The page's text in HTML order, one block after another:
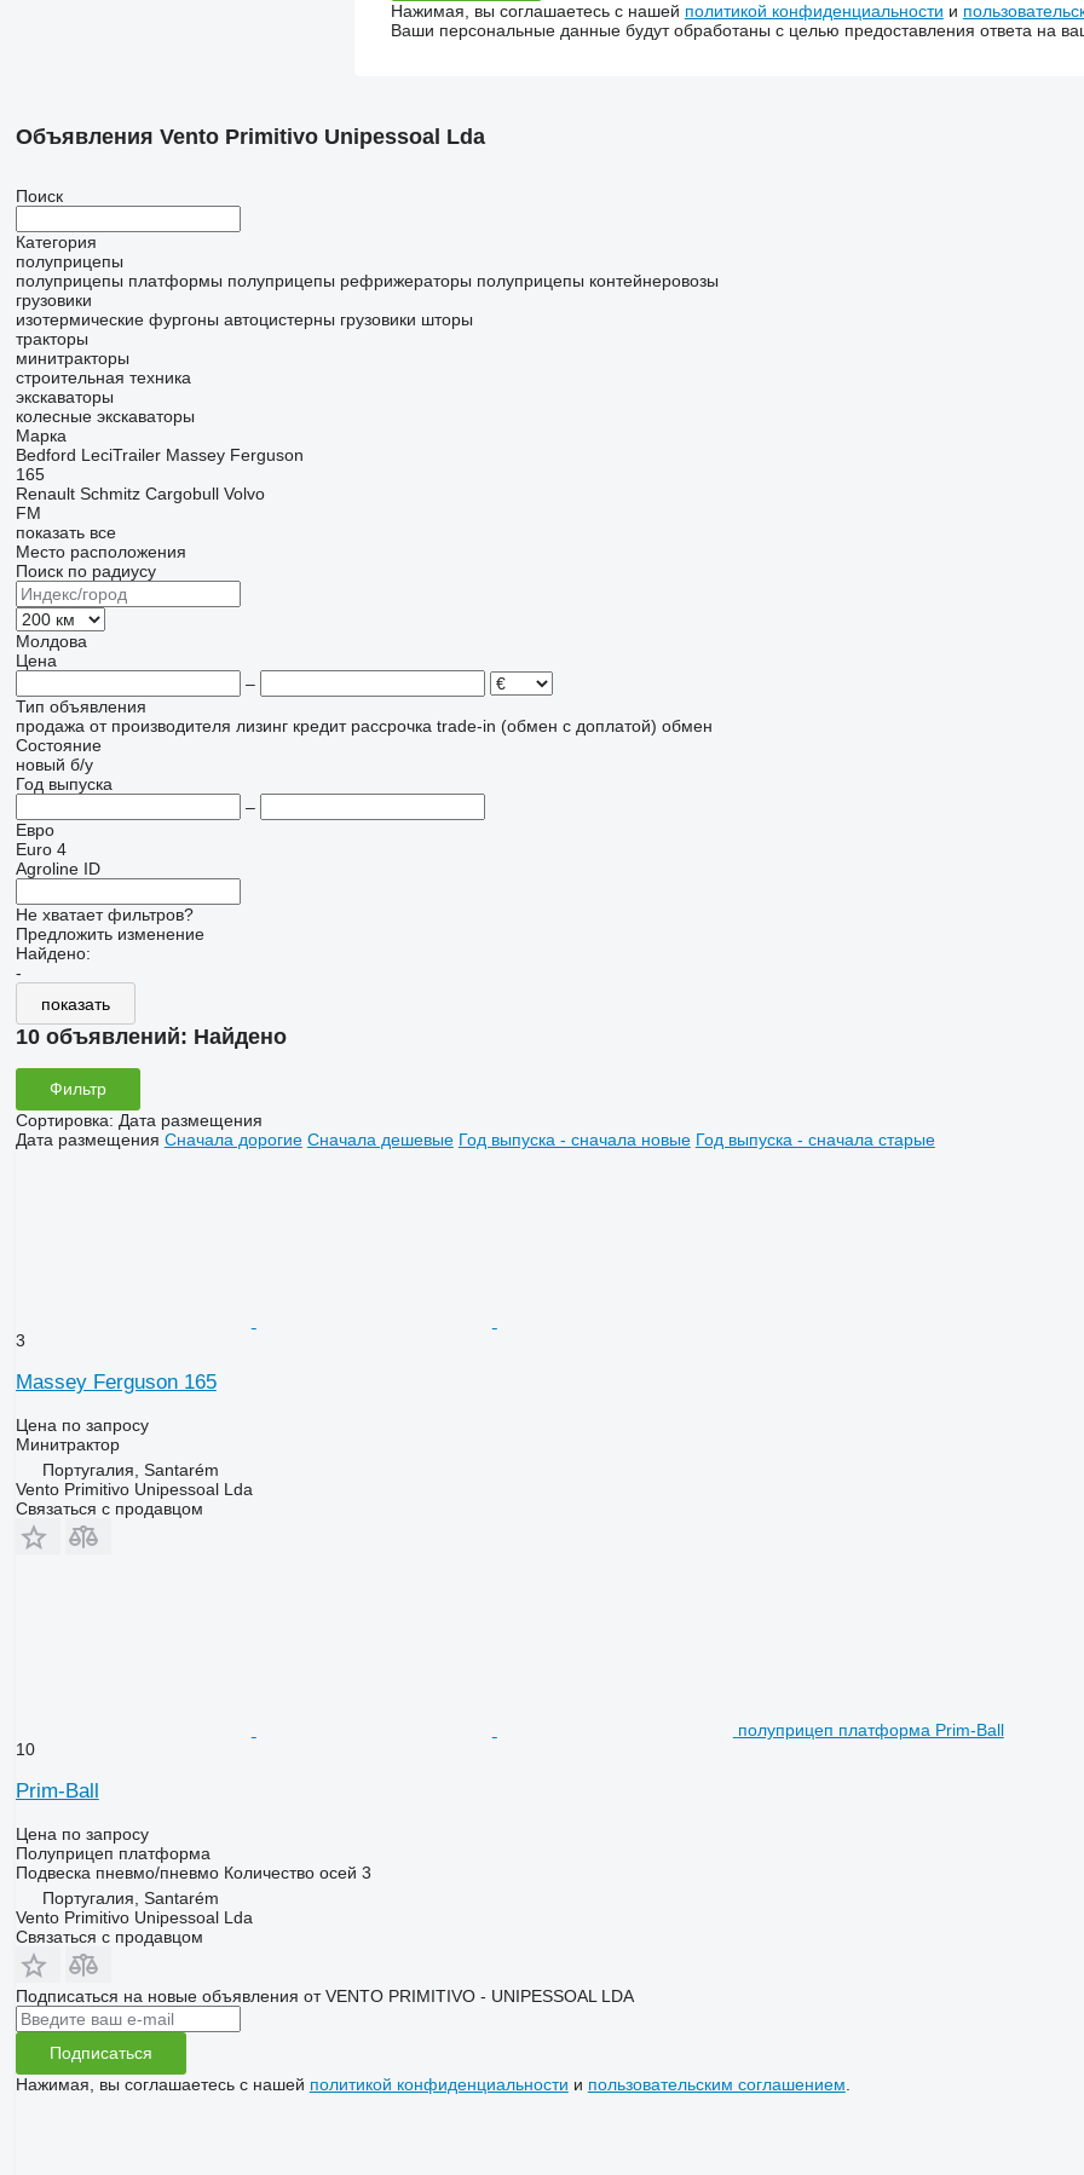
Нажимая, вы соглашаетесь с нашей политикой конфиденциальности и
Ваши персональные данные будут обработаны с целью предоставления ответа на
Объявления Vento Primitivo Unipessoal Lda
Поиск
Категория
полуприцепы
полуприцепы платформы полуприцепы рефрижераторы полуприцепы контейнеровозы
грузовики
изотермические фургоны автоцистерны грузовики шторы
тракторы
минитракторы
строительная техника
экскаваторы
колесные экскаваторы
Марка
Bedford LeciTrailer Massey Ferguson
165
Renault Schmitz Cargobull Volvo
FM
показать все
Место расположения
Поиск по радиусу
Молдова
Цена
–
Тип объявления
продажа от производителя лизинг кредит рассрочка trade-in (обмен с доплатой) обмен
Состояние
новый б/у
Год выпуска
–
Евро
Euro 4
Agroline ID
Не хватает фильтров?
Предложить изменение
Найдено:
-
показать
10 объявлений: Найдено
Фильтр
Сортировка: Дата размещения
Дата размещения Сначала дорогие Сначала дешевые Год выпуска - сначала новые Год выпуска - сначала старые
3
Massey Ferguson 165
Цена по запросу
Минитрактор
Португалия, Santarém
Vento Primitivo Unipessoal Lda
Связаться с продавцом
полуприцеп платформа Prim-Ball
10
Prim-Ball
Цена по запросу
Полуприцеп платформа
Подвеска пневмо/пневмо Количество осей 3
Португалия, Santarém
Vento Primitivo Unipessoal Lda
Связаться с продавцом
Подписаться на новые объявления от VENTO PRIMITIVO - UNIPESSOAL LDA
Подписаться
Нажимая, вы соглашаетесь с нашей политикой конфиденциальности и пользовательским соглашением